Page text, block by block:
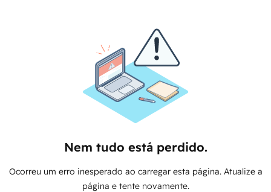
Nem tudo está perdido.
Ocorreu um erro inesperado ao carregar esta página. Atualize a
página e tente novamente.